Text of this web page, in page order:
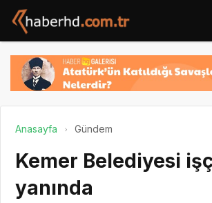
Anasayfa Gündem
Kemer Belediyesi
yanında